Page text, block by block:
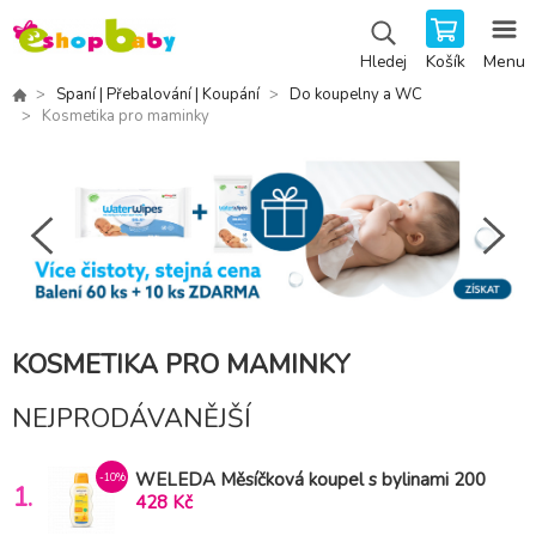
Hledej Košík Menu
Spaní | Přebalování | Koupání
Do koupelny a WC
Kosmetika pro maminky
KOSMETIKA PRO MAMINKY
NEJPRODÁVANĚJŠÍ
1.
-10%
WELEDA Měsíčková koupel s bylinami 200
ml
428 Kč